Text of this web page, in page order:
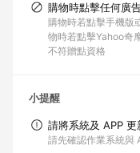
購物時點擊任何廣
購物時若點擊手機版
物時若點擊Yahoo奇
不符贈點資格
小提醒
請將系統及 APP
請先確認作業系統與